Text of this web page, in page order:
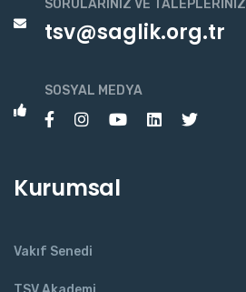
SORULARINIZ VE TALEPLERINIZ
tsv@saglik.org.tr
SOSYAL MEDYA
Kurumsal
Vakıf Senedi